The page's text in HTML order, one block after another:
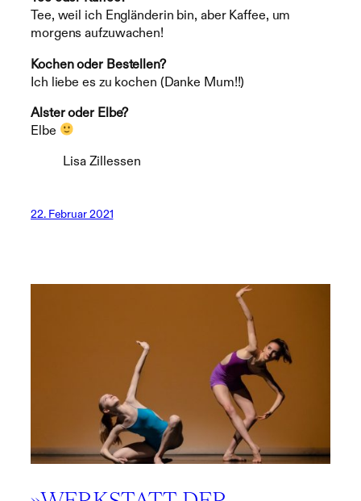
Tee, weil ich Engländerin bin, aber Kaffee, um
morgens aufzuwachen!
Kochen oder Bestellen?
Ich liebe es zu kochen (Danke Mum!!)
Alster oder Elbe?
Elbe
Lisa Zillessen
22. Februar 2021